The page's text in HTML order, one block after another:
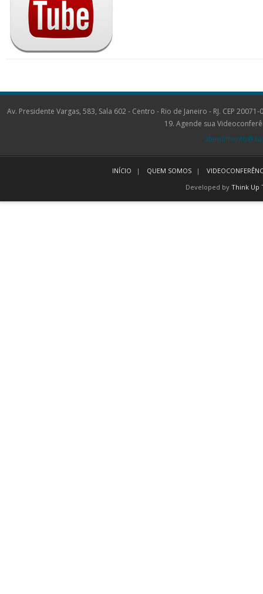
Av. Presidente Vargas, 583, Sala 602 - Centro - Rio de Janeiro - RJ. CEP
19. Agende sua
INÍCIO QUEM SOMOS
Developed by Think Up